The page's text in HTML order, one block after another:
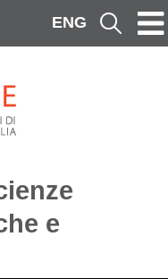
ENG Cerca
e